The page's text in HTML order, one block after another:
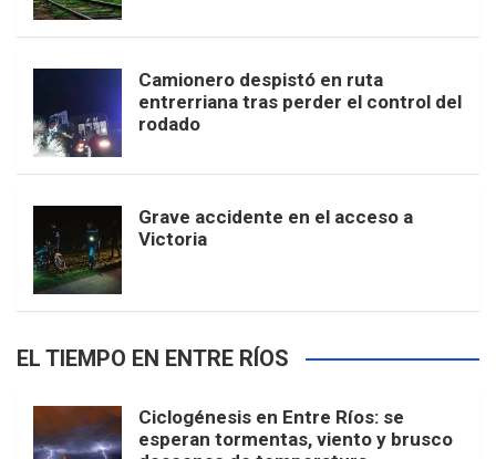
Camionero despistó en ruta
entrerriana tras perder el control del
rodado
Grave accidente en el acceso a
Victoria
EL TIEMPO EN ENTRE RÍOS
Ciclogénesis en Entre Ríos: se
esperan tormentas, viento y brusco